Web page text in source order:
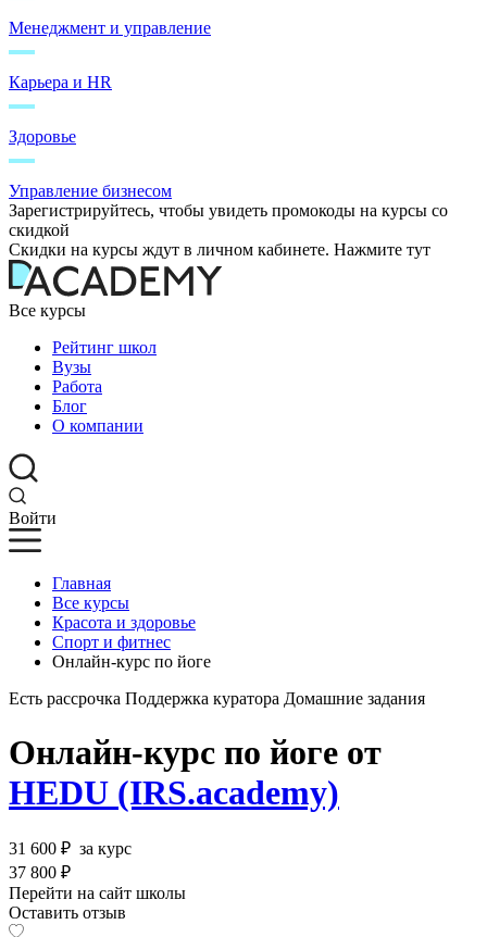
Менеджмент и управление
Карьера и HR
Здоровье
Управление бизнесом
Зарегистрируйтесь, чтобы увидеть промокоды на курсы со
скидкой
Скидки на курсы ждут в личном кабинете. Нажмите тут
Все курсы
Рейтинг школ
Вузы
Работа
Блог
О компании
Войти
Главная
Все курсы
Красота и здоровье
Спорт и фитнес
Онлайн-курс по йоге
Есть рассрочка Поддержка куратора Домашние задания
Онлайн-курс по йоге от
HEDU (IRS.academy)
31 600 ₽ за курс
37 800 ₽
Перейти на сайт школы
Оставить отзыв